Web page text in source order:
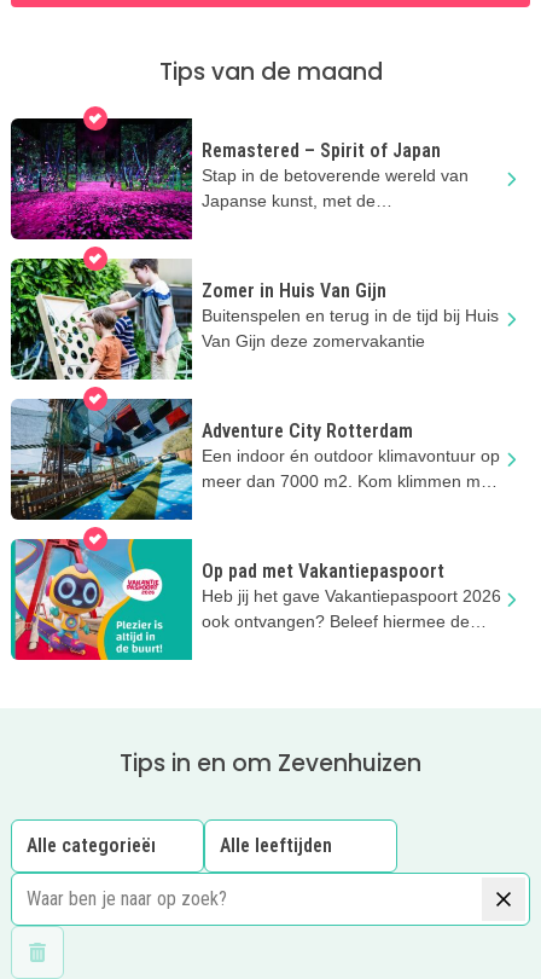
Tips van de maand
Remastered – Spirit of Japan
Stap in de betoverende wereld van
Japanse kunst, met de
Zomer in Huis Van Gijn
Buitenspelen en terug in de tijd bij Huis
Van Gijn deze zomervakantie
Adventure City Rotterdam
Een indoor én outdoor klimavontuur op
meer dan 7000 m2. Kom klimmen met
Op pad met Vakantiepaspoort
Heb jij het gave Vakantiepaspoort 2026
ook ontvangen? Beleef hiermee de
Tips in en om Zevenhuizen
Wis filters